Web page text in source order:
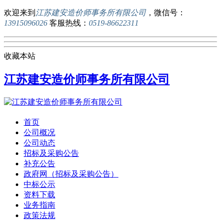
欢迎来到 江苏建安造价师事务所有限公司，微信号：
13915096026 客服热线： 0519-86622311
收藏本站
江苏建安造价师事务所有限公司
首页
公司概况
公司动态
招标及采购公告
补充公告
政府网（招标及采购公告）
中标公示
资料下载
业务指南
政策法规